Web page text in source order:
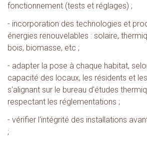
fonctionnement (tests et réglages) ;
- incorporation des technologies et
énergies renouvelables : solaire,
bois, biomasse, etc ;
- adapter la pose à chaque habitat,
capacité des locaux, les résidents et
s'alignant sur le bureau d'études
respectant les réglementations ;
- vérifier l'intégrité des installations
;